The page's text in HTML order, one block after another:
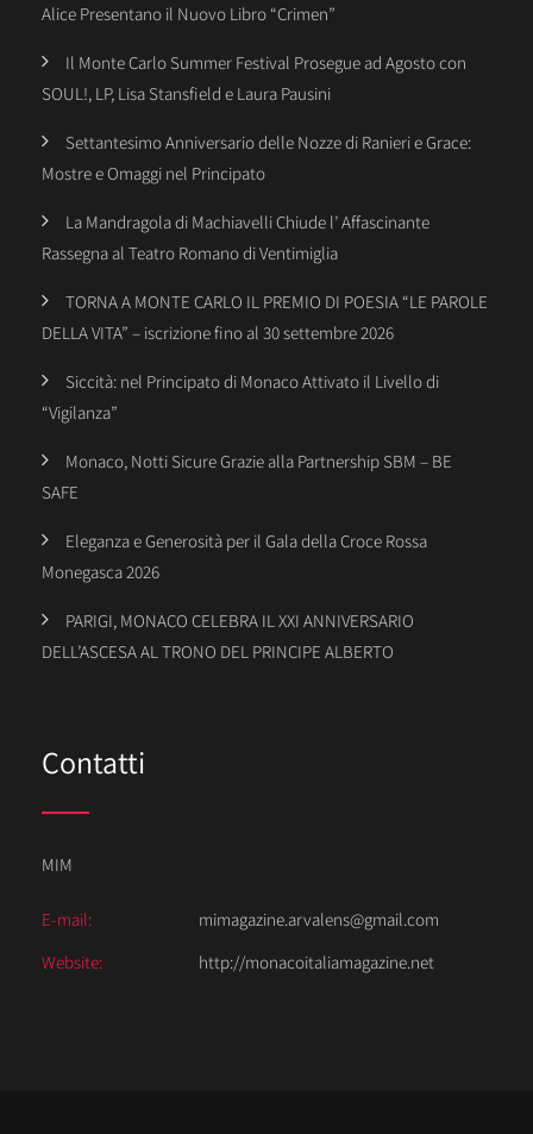
Alice Presentano il Nuovo Libro “Crimen”
Il Monte Carlo Summer Festival Prosegue ad Agosto con
SOUL!, LP, Lisa Stansfield e Laura Pausini
Settantesimo Anniversario delle Nozze di Ranieri e Grace:
Mostre e Omaggi nel Principato
La Mandragola di Machiavelli Chiude l’ Affascinante
Rassegna al Teatro Romano di Ventimiglia
TORNA A MONTE CARLO IL PREMIO DI POESIA “LE PAROLE
DELLA VITA” – iscrizione fino al 30 settembre 2026
Siccità: nel Principato di Monaco Attivato il Livello di
“Vigilanza”
Monaco, Notti Sicure Grazie alla Partnership SBM – BE
SAFE
Eleganza e Generosità per il Gala della Croce Rossa
Monegasca 2026
PARIGI, MONACO CELEBRA IL XXI ANNIVERSARIO
DELL’ASCESA AL TRONO DEL PRINCIPE ALBERTO
Contatti
MIM
E-mail:
mimagazine.arvalens@gmail.com
Website:
http://monacoitaliamagazine.net